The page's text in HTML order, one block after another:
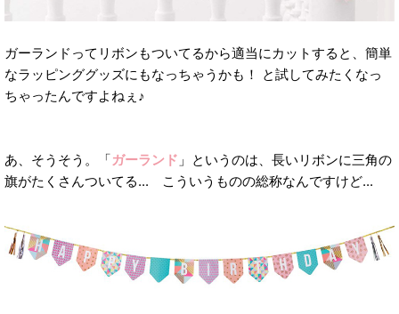
ガーランドってリボンもついてるから適当にカットすると、簡単
なラッピンググッズにもなっちゃうかも！ と試してみたくなっ
ちゃったんですよねぇ♪
あ、そうそう。「ガーランド 」というのは、長いリボンに三角の
旗がたくさんついてる... こういうものの総称なんですけど...